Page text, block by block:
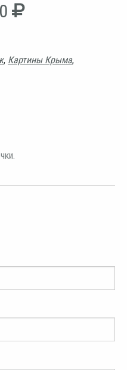
, Картины Крыма,